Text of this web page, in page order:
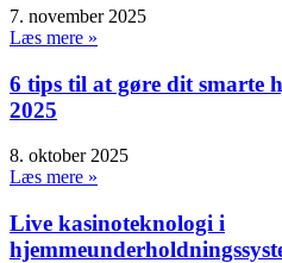
7. november 2025
Læs mere »
6 tips til at gøre dit smarte
2025
8. oktober 2025
Læs mere »
Live kasinoteknologi i